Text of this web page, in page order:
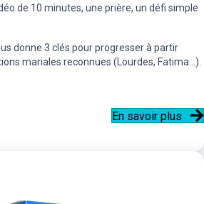
de 10 minutes, une prière, un défi simple
donne 3 clés pour progresser à partir
mariales reconnues (Lourdes, Fatima...).
En savoir plus